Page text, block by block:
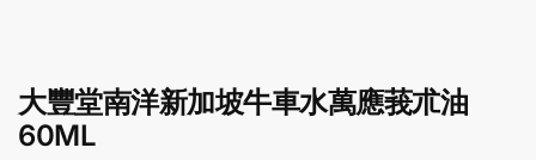
大豐堂南洋新加坡牛車水萬應莪朮油
60ML